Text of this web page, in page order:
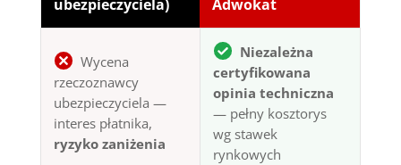
ubezpieczyciela)
Adwokat
Wycena
rzeczoznawcy
ubezpieczyciela —
interes płatnika,
ryzyko zaniżenia
Niezależna
certyfikowana
opinia techniczna
— pełny kosztorys
wg stawek
rynkowych